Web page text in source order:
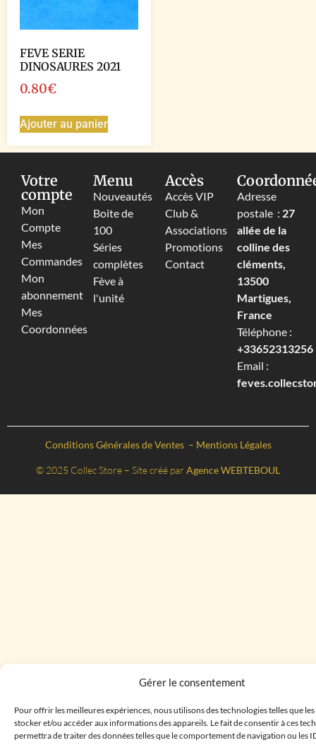
Gérer le consentement
Pour offrir les meilleures expériences, nous utilisons des technologies telles que
stocker et/ou accéder aux informations des appareils. Le fait de consentir à ces
permettra de traiter des données telles que le comportement de navigation ou les
FEVE SERIE
DINOSAURES 2021
0.80€
Ajouter au panier
Votre
compte
Mon
Compte
Mes
Commandes
Mon
abonnement
Mes
Coordonnées
Menu
Nouveautés
Boite de
100
Séries
complètes
Fève à
l'unité
Accès
Accès VIP
Club &
Associations
Promotions
Contact
Adresse
postale : 27
allée de la
colline des
cléments,
13500
Martigues,
France
Téléphone :
+33652313256‬
Email :
Conditions Générales de Ventes – Mentions Légales
© 2025 Collec Store – Site créé par Agence WEBTEBOUL